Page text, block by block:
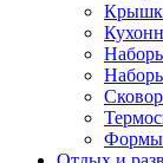
Формы